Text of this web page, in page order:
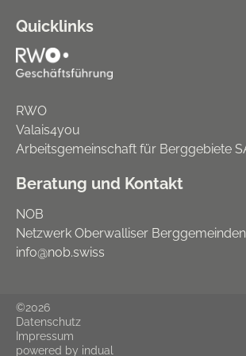
Quicklinks
RWO
Valais4you
Arbeitsgemeinschaft für Berggebiete
Beratung und Kontakt
NOB
Netzwerk Oberwalliser Berggemeinden
info@nob.swiss
©2026
Datenschutz
Impressum
powered by indual